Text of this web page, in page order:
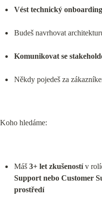
Vést technický
Budeš navrhovat
Komunikovat se
Někdy pojedeš za
Koho hledáme:
Máš 3+ let zkušeností v
Support nebo Customer
prostředí